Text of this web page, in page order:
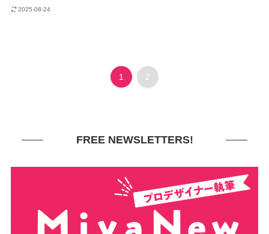
2025-08-24
1 2
FREE NEWSLETTERS!